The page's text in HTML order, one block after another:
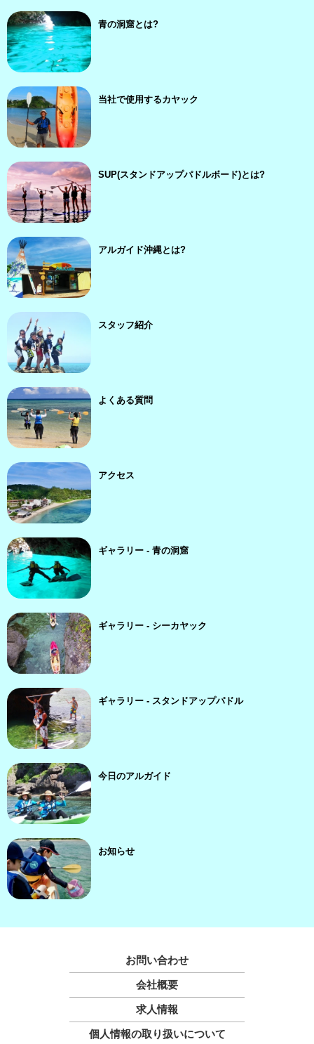
青の洞窟とは?
当社で使用するカヤック
SUP(スタンドアップパドルボード)とは?
アルガイド沖縄とは?
スタッフ紹介
よくある質問
アクセス
ギャラリー - 青の洞窟
ギャラリー - シーカヤック
ギャラリー - スタンドアップパドル
今日のアルガイド
お知らせ
お問い合わせ
会社概要
求人情報
個人情報の取り扱いについて